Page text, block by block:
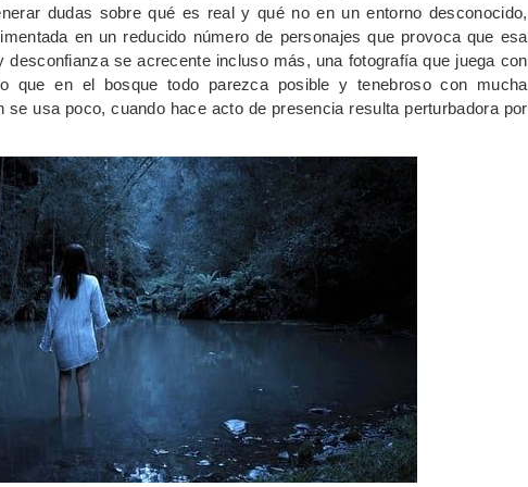
dudas sobre qué es real y qué no en un entorno desconocido,
en un reducido número de personajes que provoca que esa
desconfianza se acrecente incluso más, una fotografía que juega con
que en el bosque todo parezca posible y tenebroso con mucha
usa poco, cuando hace acto de presencia resulta perturbadora por